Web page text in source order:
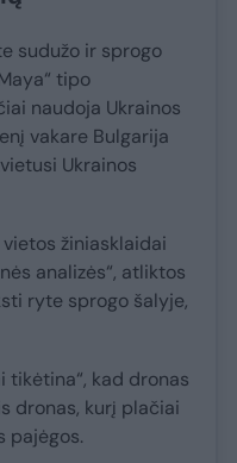
sudužo ir sprogo
tipo
naudoja Ukrainos
vakare Bulgarija
Ukrainos
žiniasklaidai
analizės“, atliktos
ryte sprogo šalyje,
tikėtina“, kad dronas
dronas, kurį plačiai
pajėgos.